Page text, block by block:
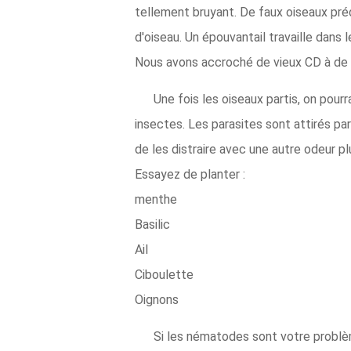
tellement bruyant. De faux oiseaux
d'oiseau. Un épouvantail travaille
Nous avons accroché de vieux CD à
Une fois les oiseaux partis, on
insectes. Les parasites sont attirés
de les distraire avec une autre odeur
Essayez de planter :
menthe
Basilic
Ail
Ciboulette
Oignons
Si les nématodes sont votre